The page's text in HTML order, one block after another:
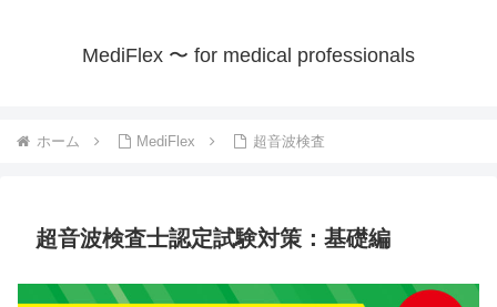
MediFlex 〜 for medical professionals
ホーム MediFlex 超音波検査
超音波検査士認定試験対策：基礎編